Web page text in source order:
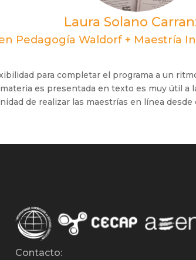
Laura Solano
Pedagogía Waldorf + Maestría
para completar el programa a un
es presentada en texto es muy útil a
de realizar las maestrías en línea desde
Contacto: